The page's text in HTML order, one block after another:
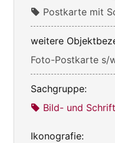
Postkarte mit
weitere
Foto-Postkarte s/
Sachgruppe:
Bild- und
Ikonografie: